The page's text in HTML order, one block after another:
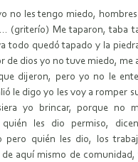
no les tengo miedo,
(griterío) Me taparon, taba
todo quedó tapado y la
de dios yo no tuve miedo, me
dijeron, pero yo no le
le digo yo les voy a romper
yo brincar, porque no
les dio permiso,
pero quién les dio, los
aquí mismo de comunidad,